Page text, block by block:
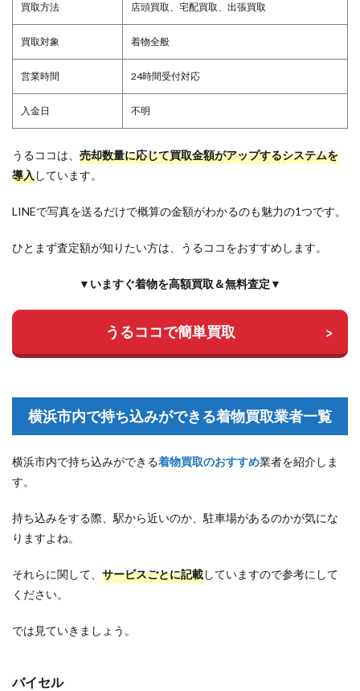
買取方法 店頭買取、宅配買取、出張買取
買取対象 着物全般
営業時間 24時間受付対応
入金日 不明
うるココは、 売却数量に応じて買取金額がアップするシステムを
導入しています。
LINEで写真を送るだけで概算の金額がわかるのも魅力の1つです。
ひとまず査定額が知りたい方は、うるココをおすすめします。
▼いますぐ着物を高額買取＆無料査定▼
うるココで簡単買取
横浜市内で持ち込みができる着物買取業者一覧
横浜市内で持ち込みができる着物買取のおすすめ業者を紹介しま
す。
持ち込みをする際、駅から近いのか、駐車場があるのかが気にな
りますよね。
それらに関して、 サービスごとに記載していますので参考にして
ください。
では見ていきましょう。
バイセル